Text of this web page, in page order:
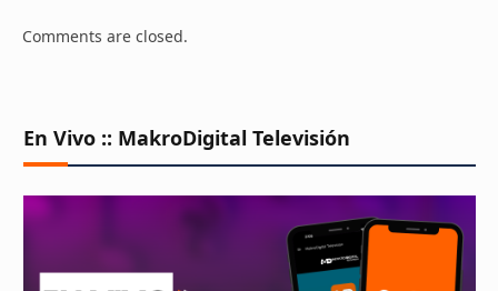
Comments are closed.
En Vivo :: MakroDigital Televisión